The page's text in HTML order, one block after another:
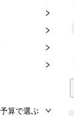
算で選ぶ